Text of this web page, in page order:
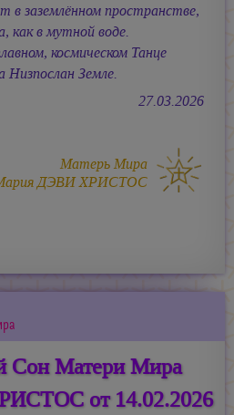
заземлённом пространстве,
как в мутной воде.
космическом Танце
Земле.
27.03.2026
Матерь Мира
ДЭВИ ХРИСТОС
Сон Матери Мира
от 14.02.2026